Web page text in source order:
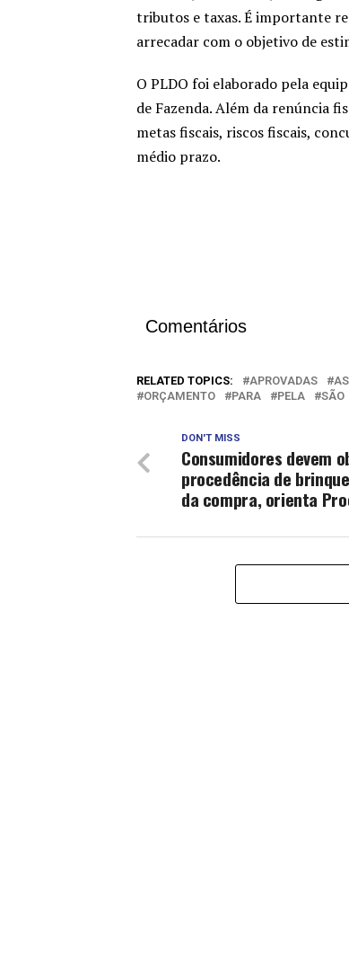
tributos e taxas. É importante
arrecadar com o objetivo de
O PLDO foi elaborado pela
de Fazenda. Além da renúncia
metas fiscais, riscos fiscais,
médio prazo.
Comentários
RELATED TOPICS: APROVADAS
ORÇAMENTO
PARA PELA SÃO
DON'T MISS
Consumidores devem
procedência de
da compra, orienta